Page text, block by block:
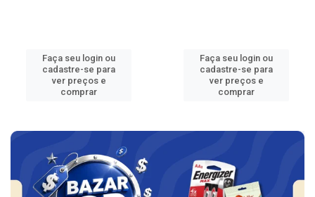
Faça seu login ou
cadastre-se para
ver preços e
comprar
Faça seu login ou
cadastre-se para
ver preços e
comprar